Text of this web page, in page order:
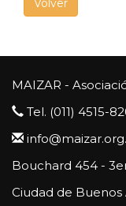
Volver
MAIZAR -
Tel. (011) 4515-
Bouchard 454 -
Ciudad de Buenos